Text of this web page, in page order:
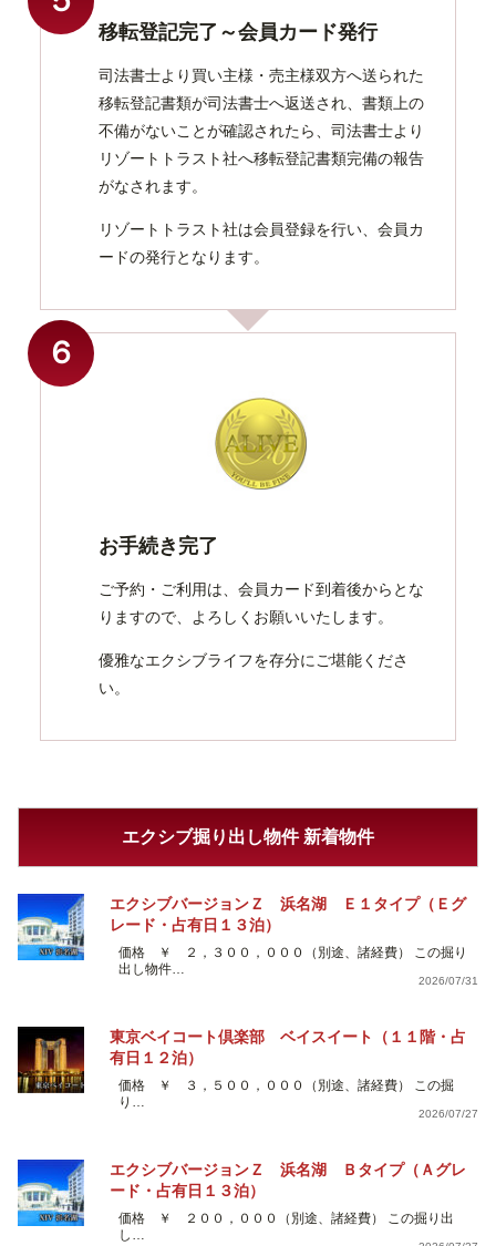
移転登記完了～会員カード発行
司法書士より買い主様・売主様双方へ送られた
移転登記書類が司法書士へ返送され、書類上の
不備がないことが確認されたら、司法書士より
リゾートトラスト社へ移転登記書類完備の報告
がなされます。
リゾートトラスト社は会員登録を行い、会員カ
ードの発行となります。
６
お手続き完了
ご予約・ご利用は、会員カード到着後からとな
りますので、よろしくお願いいたします。
優雅なエクシブライフを存分にご堪能くださ
い。
エクシブ掘り出し物件 新着物件
エクシブバージョンＺ 浜名湖 Ｅ１タイプ（Ｅグ
レード・占有日１３泊）
価格 ￥ ２，３００，０００（別途、諸経費） この掘り
出し物件…
2026/07/31
東京ベイコート倶楽部 ベイスイート（１１階・占
有日１２泊）
価格 ￥ ３，５００，０００（別途、諸経費） この掘
り…
2026/07/27
エクシブバージョンＺ 浜名湖 Ｂタイプ（Ａグレ
ード・占有日１３泊）
価格 ￥ ２００，０００（別途、諸経費） この掘り出
し…